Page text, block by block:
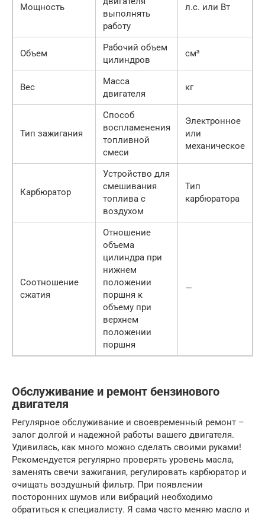
Мощность
выполнять
работу
л.с. или Вт
Объем
Рабочий объем
цилиндров
см³
Вес
Масса
двигателя
кг
Тип зажигания
Способ
воспламенения
топливной
смеси
Электронное
или
механическое
Карбюратор
Устройство для
смешивания
топлива с
воздухом
Тип
карбюратора
Соотношение
сжатия
Отношение
объема
цилиндра при
нижнем
положении
поршня к
объему при
верхнем
положении
поршня
—
Обслуживание и ремонт бензинового
двигателя
Регулярное обслуживание и своевременный ремонт –
залог долгой и надежной работы вашего двигателя.
Удивилась, как много можно сделать своими руками!
Рекомендуется регулярно проверять уровень масла,
заменять свечи зажигания, регулировать карбюратор и
очищать воздушный фильтр. При появлении
посторонних шумов или вибраций необходимо
обратиться к специалисту. Я сама часто меняю масло и